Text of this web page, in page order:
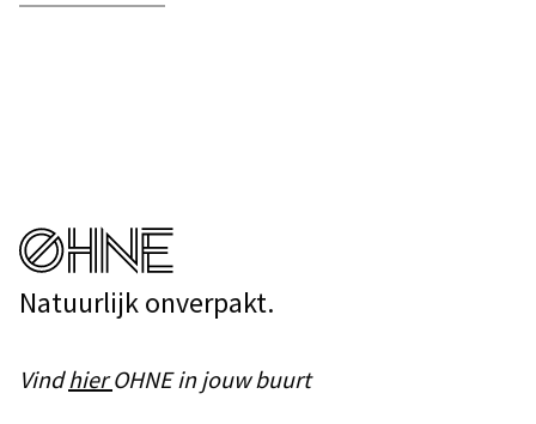
Natuurlijk onverpakt.
VindhierOHNE in jouw buurt